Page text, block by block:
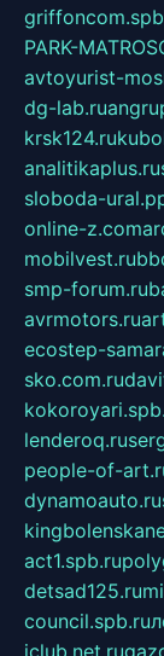
PARK-
avtoyurist-
dg-lab.ru
krsk124.ru
analitikaplus.ru
sloboda-
online-z.com
mobilvest.ru
smp-forum.ru
avrmotors.ru
ecostep-
sko.com.ru
lenderoq.ru
people-of-
dynamoauto.ru
act1.spb.ru
detsad125.ru
council.spb.ru
iclub.net.ru